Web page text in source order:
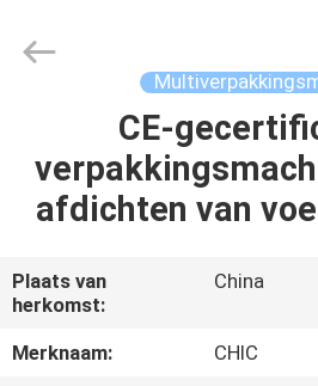
PRODUCTEN
OVER
ONS
Ltd..
CE-
afdichten van
Plaats van
herkomst:
China
Merknaam:
CHIC